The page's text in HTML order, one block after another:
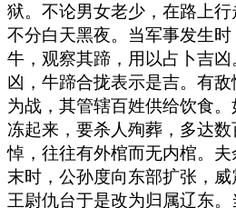
狱。不论男女老少，在路上行
不分白天黑夜。当军事发生
牛，观察其蹄，用以占卜吉
凶，牛蹄合拢表示是吉。有
为战，其管辖百姓供给饮食
冻起来，要杀人殉葬，多达
悼，往往有外棺而无内棺。
末时，公孙度向东部扩张，
王尉仇台于是改为归属辽东